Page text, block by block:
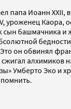
папа Иоанн XXII,
уроженец Каора,
сын башмачника и
он обвинял
алхимиков
Умберто Эко и